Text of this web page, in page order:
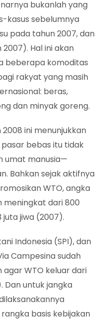
bukanlah yang
kasus sebelumnya
pada tahun 2007, dan
Hal ini akan
beberapa komoditas
rakyat yang masih
beras,
dan minyak goreng.
ini menunjukkan
bebas itu tidak
umat manusia—
Bahkan sejak aktifnya
WTO, angka
meningkat dari 800
juta jiwa (2007).
Indonesia (SPI), dan
Campesina sudah
WTO keluar dari
Dan untuk jangka
basis kebijakan